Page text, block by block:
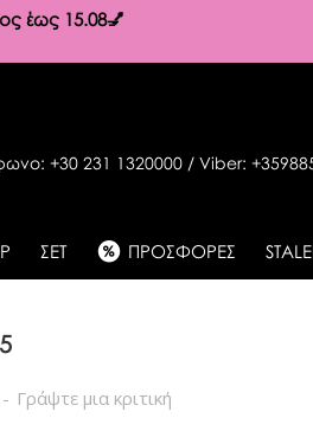
έως 15.08💅
+30 231 1320000 / Viber:
ΣΕΤ ΠΡΟΣΦΟΡΕΣ
- Γράψτε μια κριτική